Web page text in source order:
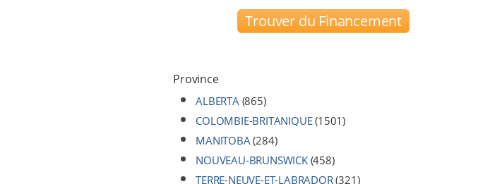
Trouver du Financement
Province
ALBERTA(865)
COLOMBIE-BRITANIQUE(1501)
MANITOBA(284)
NOUVEAU-BRUNSWICK(458)
TERRE-NEUVE-ET-LABRADOR(321)